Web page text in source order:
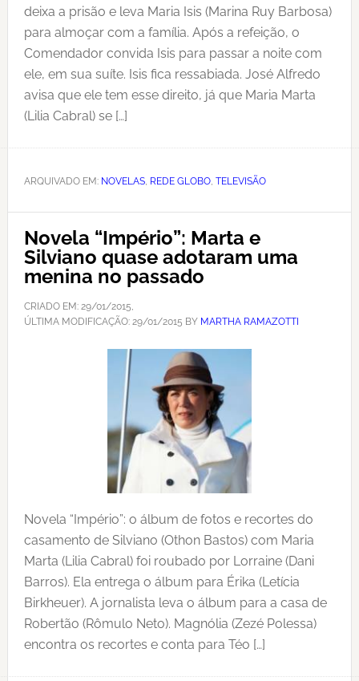
deixa a prisão e leva Maria Isis (Marina Ruy Barbosa)
para almoçar com a família. Após a refeição, o
Comendador convida Isis para passar a noite com
ele, em sua suíte. Isis fica ressabiada. José Alfredo
avisa que ele tem esse direito, já que Maria Marta
(Lilia Cabral) se […]
ARQUIVADO EM: NOVELAS, REDE GLOBO, TELEVISÃO
Novela “Império”: Marta e
Silviano quase adotaram uma
menina no passado
CRIADO EM: 29/01/2015,
ÚLTIMA MODIFICAÇÃO: 29/01/2015 BY MARTHA RAMAZOTTI
Novela “Império”: o álbum de fotos e recortes do
casamento de Silviano (Othon Bastos) com Maria
Marta (Lilia Cabral) foi roubado por Lorraine (Dani
Barros). Ela entrega o álbum para Érika (Letícia
Birkheuer). A jornalista leva o álbum para a casa de
Robertão (Rômulo Neto). Magnólia (Zezé Polessa)
encontra os recortes e conta para Téo […]